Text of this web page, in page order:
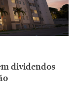
dividendos